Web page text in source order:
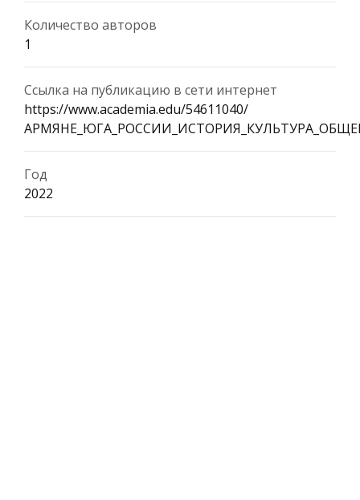
Количество авторов
1
Ссылка на публикацию в сети интернет
https://www.academia.edu/54611040/
Год
2022